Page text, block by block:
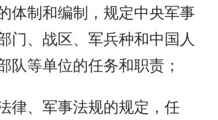
体制和编制，规定中央军事
门、战区、军兵种和中国人
队等单位的任务和职责；
律、军事法规的规定，任